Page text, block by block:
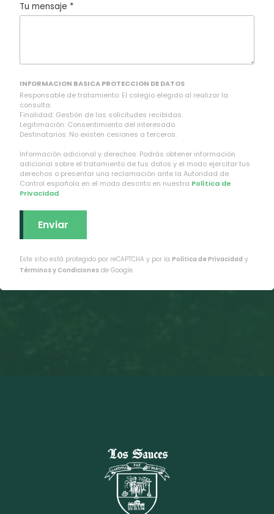
Tu mensaje *
INFORMACION BASICA PROTECCION DE DATOS
Responsable de tratamiento: El colegio elegido al realizar la
consulta.
Finalidad: Gestión de las solicitudes recibidas.
Legitimación: Consentimiento del interesado.
Destinatarios: No existen cesiones a terceros.
Información adicional y derechos: Podrás obtener información
adicional sobre el tratamiento de tus datos y el modo ejercitar tus
derechos o presentar una reclamación ante la Autoridad de
Control española en el modo descrito en nuestra Política de
Privacidad.
Este sitio está protegido por reCAPTCHA y por la Política de Privacidad y
Términos y Condiciones de Google.